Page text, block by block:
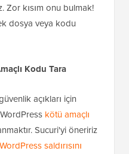
Zor kısım onu bulmak!
dosya veya kodu
Kodu Tara
açıkları için
kötü amaçlı
Sucuri'yi öneririz
saldırısını